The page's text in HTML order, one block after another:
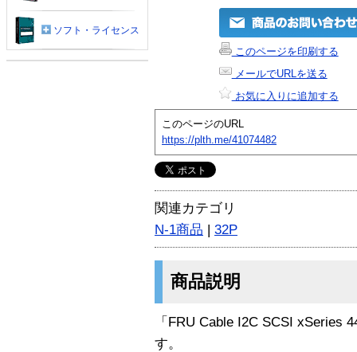
このページを印刷する
メールでURLを送る
お気に入りに追加する
このページのURL
https://plth.me/41074482
関連カテゴリ
N-1商品 | 32P
商品説明
「FRU Cable I2C SCSI xSeries
す。
ソフト・ライセンス